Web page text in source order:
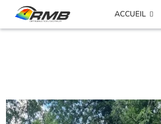
ACCUEIL